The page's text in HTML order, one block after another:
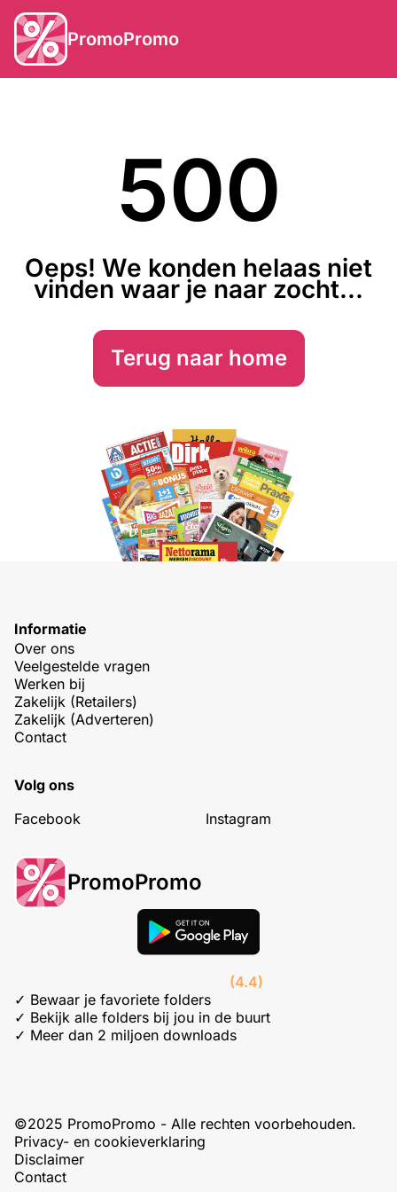
PromoPromo
500
Oeps! We konden helaas niet
vinden waar je naar zocht...
Terug naar home
Informatie
Over ons
Veelgestelde vragen
Werken bij
Zakelijk (Retailers)
Zakelijk (Adverteren)
Contact
Volg ons
Facebook
Instagram
PromoPromo
(4.4)
✓ Bewaar je favoriete folders
✓ Bekijk alle folders bij jou in de buurt
✓ Meer dan 2 miljoen downloads
©2025 PromoPromo - Alle rechten voorbehouden.
Privacy- en cookieverklaring
Disclaimer
Contact